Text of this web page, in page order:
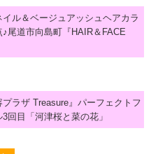
ル＆ベージュアッシュヘアカラ
尾道市向島町『HAIR＆FACE
ラザ Treasure』パーフェクトフ
回目「河津桜と菜の花」